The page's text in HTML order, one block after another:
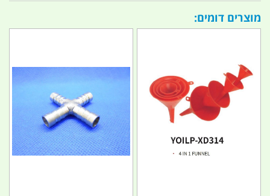
מוצרים דומים: